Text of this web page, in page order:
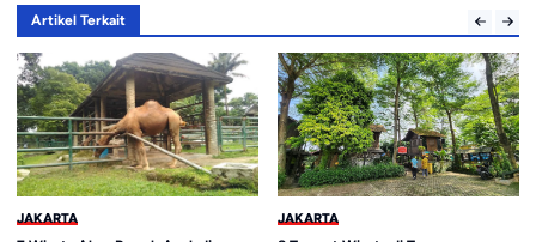
Artikel Terkait
JAKARTA
JAKARTA